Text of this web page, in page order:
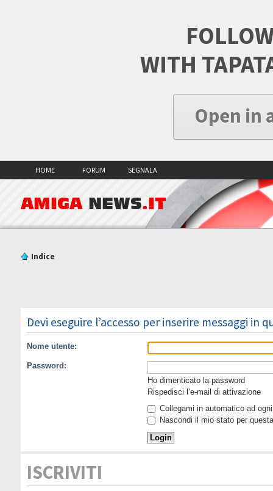
WITH
Open in
HOME FORUM SEGNALA
AMIGA NEWS.IT
Indice
Devi eseguire l’accesso per inserire messaggi in
Nome utente:
Password:
Ho dimenticato la password
Rispedisci l’e-mail di attivazione
Collegami in automatico ad
Nascondi il mio stato per
ISCRIVITI